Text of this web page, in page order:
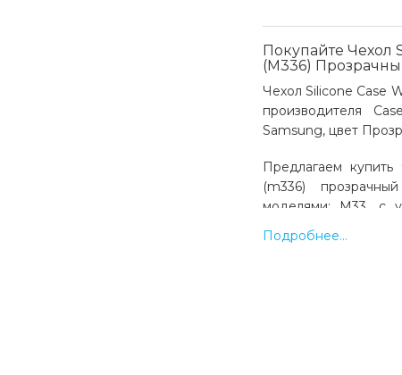
Покупайте Чехол
(M336)
Чехол Silicone Case
производителя
Samsung, цвет
Предлагаем
(m336)
моделями: M33, с
Цвет:
быстрая доставка по
Подробнее...